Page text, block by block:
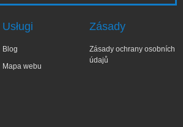
Usługi
Blog
Mapa webu
Zásady
Zásady ochrany osobních
údajů